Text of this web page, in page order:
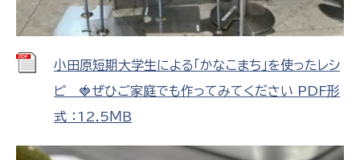
小田原短期大学生による「かなこまち」を使ったレシ
ピ 🍓ぜひご家庭でも作ってみてください PDF形
式 ：12.5ＭＢ